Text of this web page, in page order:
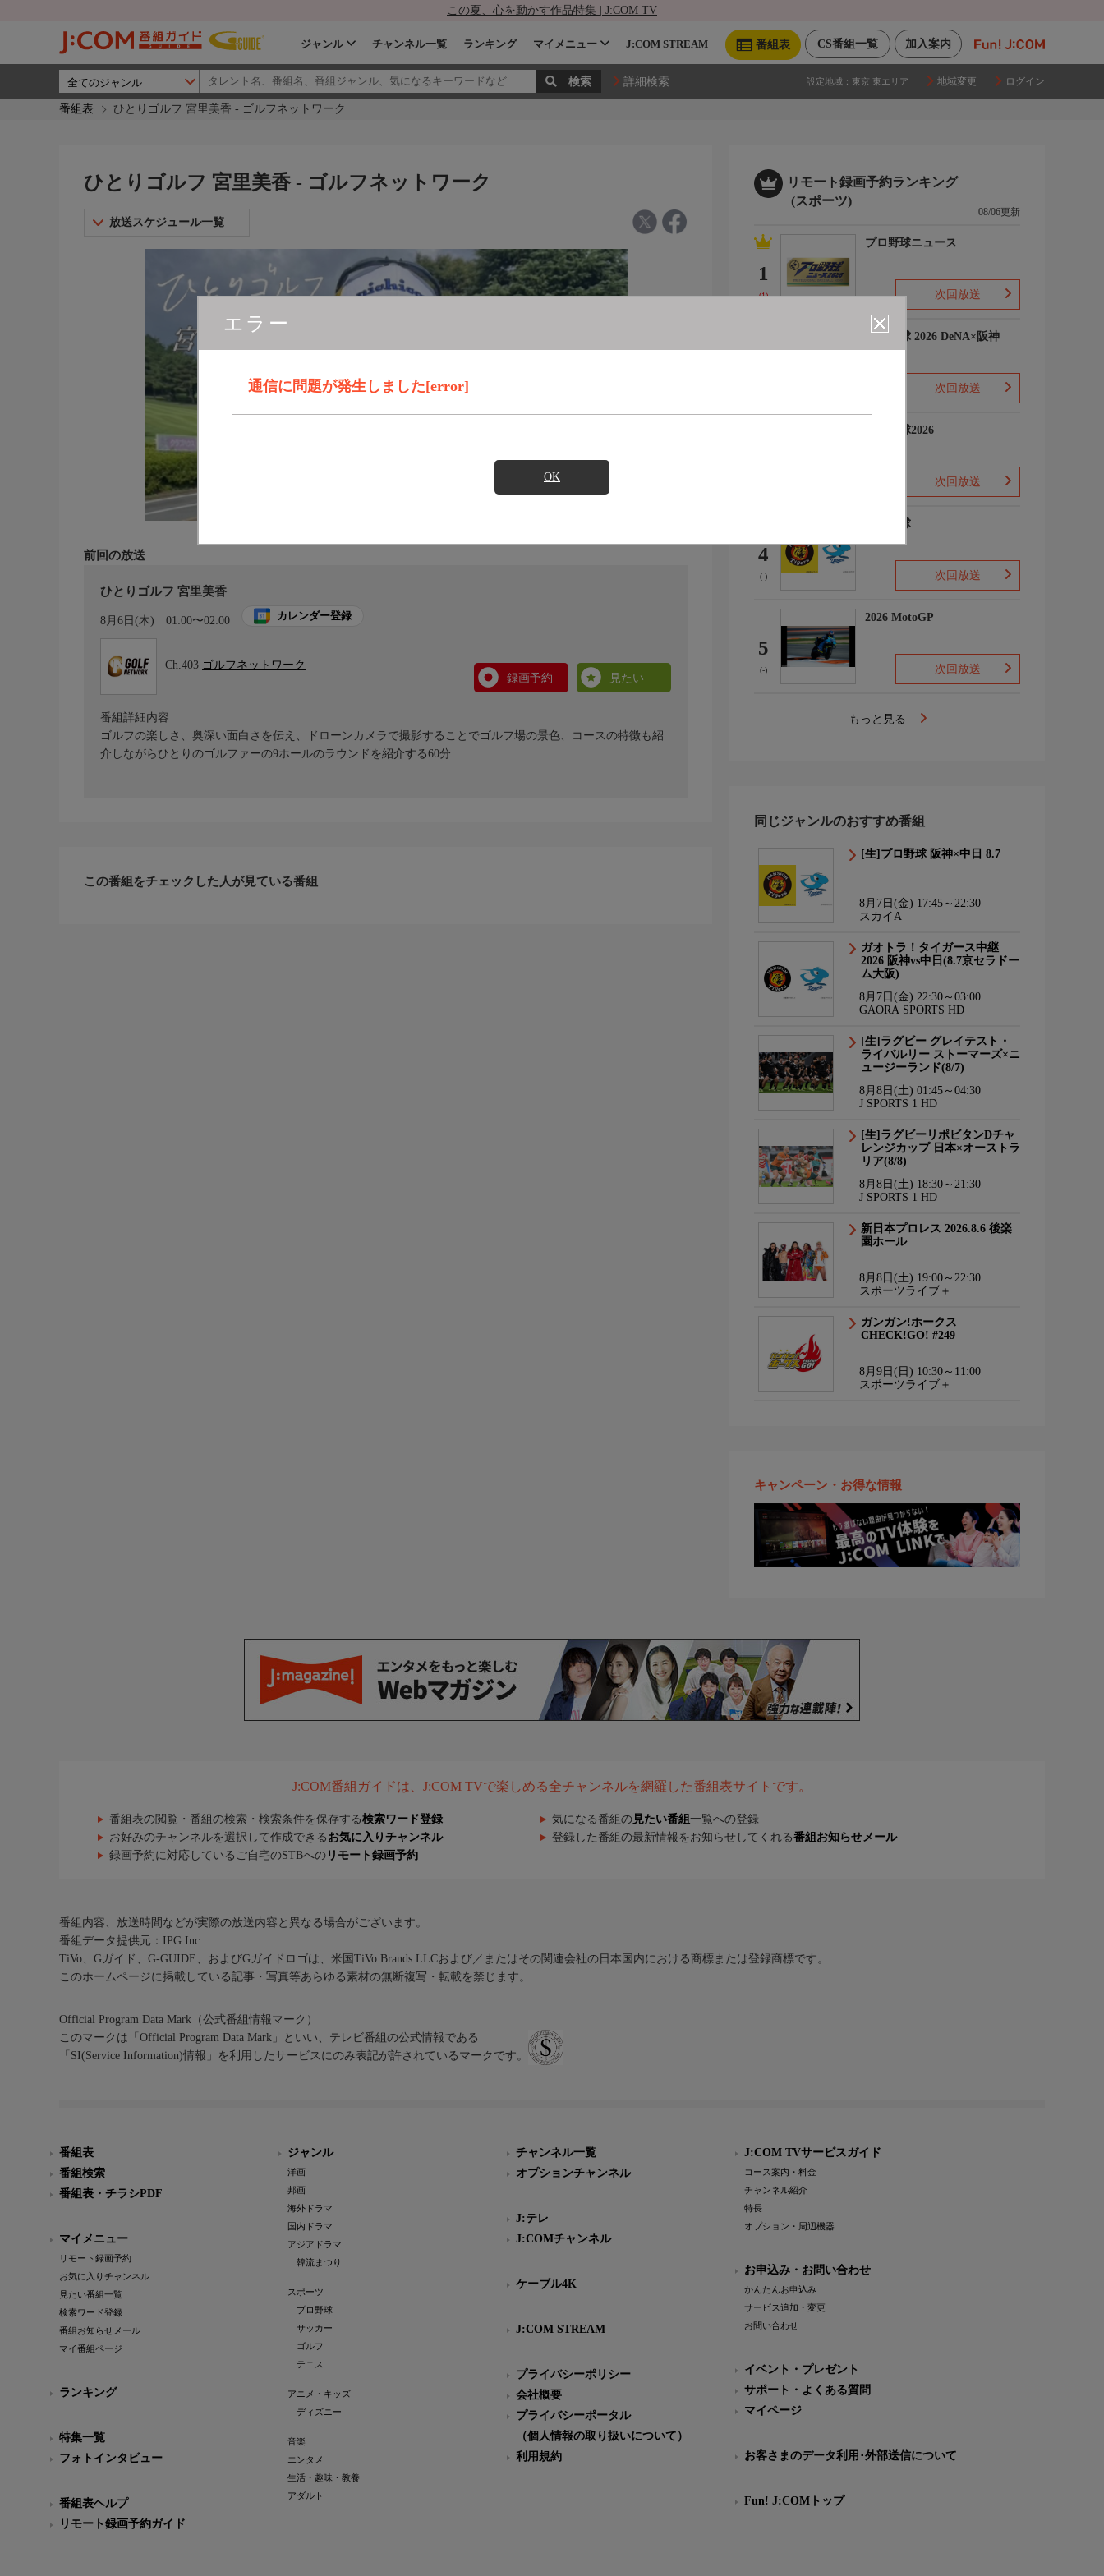
この夏、心を動かす作品特集 | J:COM TV
加入案内
CS番組一覧
番組表
ジャンル チャンネル一覧 ランキング マイメニュー J:COM STREAM
詳細検索 設定地域： 東京 東エリア 地域変更 ログイン
番組表 ひとりゴルフ 宮里美香 - ゴルフネットワーク
エラー
通信に問題が発生しました[error]
OK
ひとりゴルフ 宮里美香 - ゴルフネットワーク
放送スケジュール一覧
前回の放送
ひとりゴルフ 宮里美香
8月6日(木) 01:00〜02:00 カレンダー登録
Ch.403 ゴルフネットワーク
録画予約
見たい
番組詳細内容
ゴルフの楽しさ、奥深い面白さを伝え、ドローンカメラで撮影することでゴルフ場の景色、コースの特徴も紹
介しながらひとりのゴルファーの9ホールのラウンドを紹介する60分
この番組をチェックした人が見ている番組
リモート録画予約ランキング
(スポーツ)
08/06更新
1
(1)
プロ野球ニュース
次回放送
プロ野球 2026 DeNA×阪神
次回放送
プロ野球2026
次回放送
4
(-)
プロ野球
次回放送
5
(-)
2026 MotoGP
次回放送
もっと見る
同じジャンルのおすすめ番組
[生]プロ野球 阪神×中日 8.7
8月7日(金) 17:45～22:30
スカイA
ガオトラ！タイガース中継
2026 阪神vs中日(8.7京セラドー
ム大阪)
8月7日(金) 22:30～03:00
GAORA SPORTS HD
[生]ラグビー グレイテスト・
ライバルリー ストーマーズ×ニ
ュージーランド(8/7)
8月8日(土) 01:45～04:30
J SPORTS 1 HD
[生]ラグビーリポビタンDチャ
レンジカップ 日本×オーストラ
リア(8/8)
8月8日(土) 18:30～21:30
J SPORTS 1 HD
新日本プロレス 2026.8.6 後楽
園ホール
8月8日(土) 19:00～22:30
スポーツライブ＋
ガンガン!ホークス
CHECK!GO! #249
8月9日(日) 10:30～11:00
スポーツライブ＋
キャンペーン・お得な情報
J:COM番組ガイドは、J:COM TVで楽しめる全チャンネルを網羅した番組表サイトです。
番組表の閲覧・番組の検索・検索条件を保存する検索ワード登録 気になる番組の 見たい番組 一覧への登録
お好みのチャンネルを選択して作成できる お気に入りチャンネル 登録した番組の最新情報をお知らせしてくれる番組お知らせメール
録画予約に対応しているご自宅のSTBへの リモート録画予約
番組内容、放送時間などが実際の放送内容と異なる場合がございます。
番組データ提供元：IPG Inc.
TiVo、Gガイド、G-GUIDE、およびGガイドロゴは、米国TiVo Brands LLCおよび／またはその関連会社の日本国内における商標または登録商標です。
このホームページに掲載している記事・写真等あらゆる素材の無断複写・転載を禁じます。
Official Program Data Mark（公式番組情報マーク）
このマークは「Official Program Data Mark」といい、テレビ番組の公式情報である
「SI(Service Information)情報」を利用したサービスにのみ表記が許されているマークです。
番組表
番組検索
番組表・チラシPDF
マイメニュー
リモート録画予約
お気に入りチャンネル
見たい番組一覧
検索ワード登録
番組お知らせメール
マイ番組ページ
ランキング
特集一覧
フォトインタビュー
番組表ヘルプ
リモート録画予約ガイド
ジャンル
洋画
邦画
海外ドラマ
国内ドラマ
アジアドラマ
韓流まつり
スポーツ
プロ野球
サッカー
ゴルフ
テニス
アニメ・キッズ
ディズニー
音楽
エンタメ
生活・趣味・教養
アダルト
チャンネル一覧
オプションチャンネル
J:テレ
J:COMチャンネル
ケーブル4K
J:COM STREAM
プライバシーポリシー
会社概要
プライバシーポータル
（個人情報の取り扱いについて）
利用規約
J:COM TVサービスガイド
コース案内・料金
チャンネル紹介
特長
オプション・周辺機器
お申込み・お問い合わせ
かんたんお申込み
サービス追加・変更
お問い合わせ
イベント・プレゼント
サポート・よくある質問
マイページ
お客さまのデータ利用･外部送信について
Fun! J:COMトップ